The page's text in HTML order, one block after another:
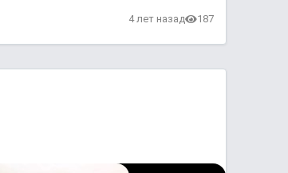
4 лет назад 187